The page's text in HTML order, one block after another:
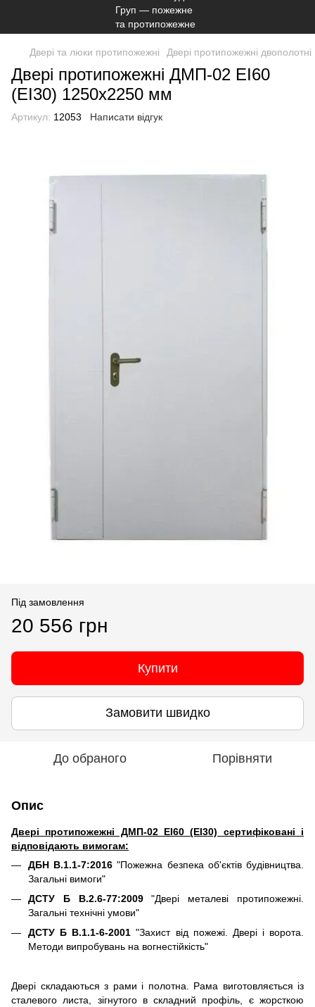
Двері та люки протипожежні Двері протипожежні двополотні
Двері протипожежні ДМП-02 EI60
(EI30) 1250x2250 мм
Артикул: 12053 Написати відгук
Під замовлення
20 556 грн
Купити
Замовити швидко
До обраного Порівняти
Опис
Двері протипожежні ДМП-02 EI60 (EI30) сертифіковані і
відповідають вимогам:
ДБН В.1.1-7:2016"Пожежна безпека об'єктів будівництва.
Загальні вимоги"
ДСТУ Б В.2.6-77:2009"Двері металеві протипожежні.
Загальні технічні умови"
ДСТУ Б В.1.1-6-2001 "Захист від пожежі. Двері і ворота.
Методи випробувань на вогнестійкість"
Двері складаються з рами і полотна. Рама виготовляється із
сталевого листа, зігнутого в складний профіль, є жорсткою